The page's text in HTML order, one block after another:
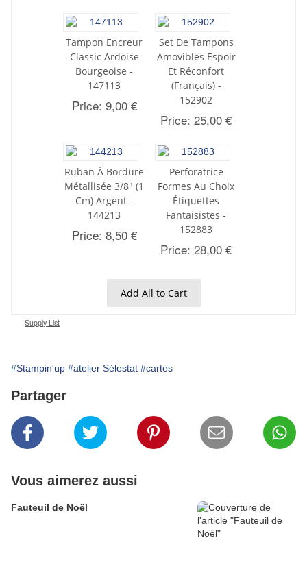
Tampon Encreur
Classic Ardoise
Bourgeoise -
147113
Price: 9,00 €
Set De Tampons
Amovibles Espoir
Et Réconfort
(Français) -
152902
Price: 25,00 €
Ruban À Bordure
Métallisée 3/8" (1
Cm) Argent -
144213
Price: 8,50 €
Perforatrice
Formes Au Choix
Étiquettes
Fantaisistes -
152883
Price: 28,00 €
Add All to Cart
Supply List
#Stampin'up #atelier Sélestat #cartes
Partager
Vous aimerez aussi
Fauteuil de Noël